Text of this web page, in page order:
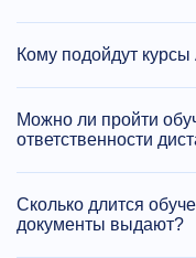
Кому подойдут курсы
Можно ли пройти
ответственности
Сколько длится
документы выдают?